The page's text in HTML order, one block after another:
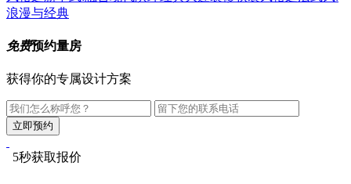
浪漫与经典
免费预约量房
获得你的专属设计方案
5秒获取报价